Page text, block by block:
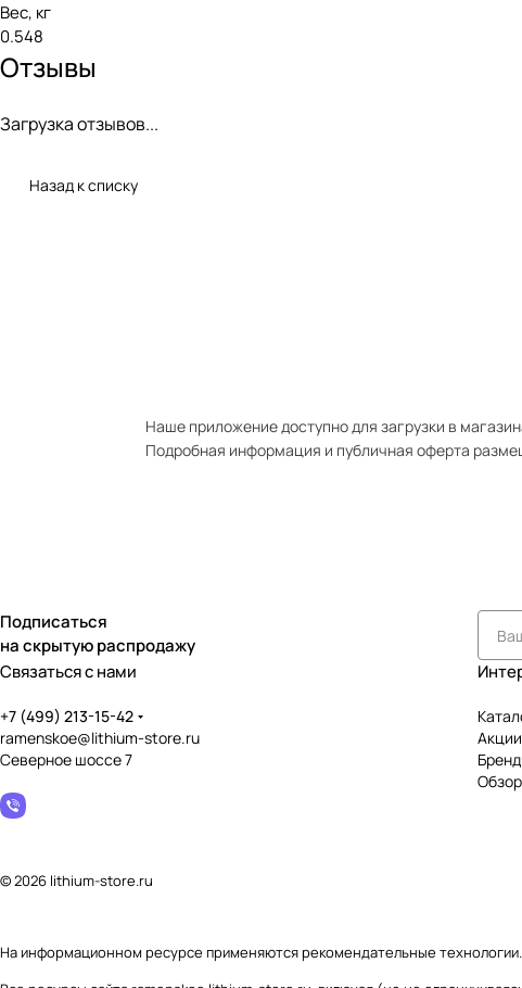
Вес, кг
0.548
Отзывы
Загрузка отзывов...
Назад к списку
Наше приложение доступно для загрузки в
Подробная информация и публичная оферта
Подписаться
на скрытую распродажу
Связаться с нами
+7 (499) 213-15-42
ramenskoe@lithium-store.ru
Северное шоссе 7
Акции
© 2026 lithium-store.ru
На информационном ресурсе применяютсярекомендательные технологии.